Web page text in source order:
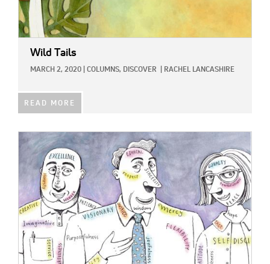
Wild Tails
MARCH 2, 2020 COLUMNS, DISCOVER RACHEL LANCASHIRE
READ MORE
IMAGE: